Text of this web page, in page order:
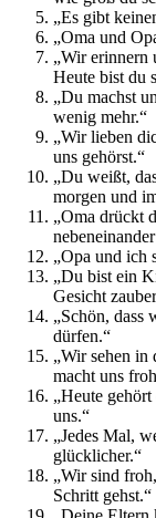
„Es gibt
„Oma und
„Wir erinnern
Heute bist du
„Du machst
wenig mehr.“
„Wir lieben
uns gehörst.“
„Du weißt,
morgen und
„Oma drückt
„Opa und ich
„Du bist ein
Gesicht
„Schön, dass
dürfen.“
„Wir sehen in
macht uns
„Heute
uns.“
„Jedes Mal,
glücklicher.“
„Wir sind
Schritt gehst.“